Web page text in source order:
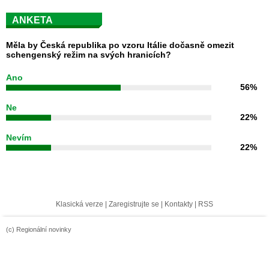
ANKETA
Měla by Česká republika po vzoru Itálie dočasně omezit
schengenský režim na svých hranicích?
Ano
56%
Ne
22%
Nevím
22%
Klasická verze | Zaregistrujte se | Kontakty | RSS
(c) Regionální novinky